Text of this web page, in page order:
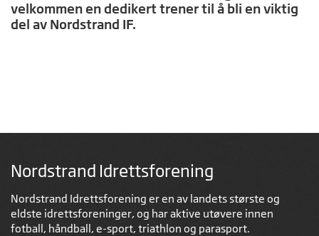
velkommen en dedikert trener til å bli en viktig
del av Nordstrand IF.
Nordstrand Idrettsforening
Nordstrand Idrettsforening er en av landets største og
eldste idrettsforeninger, og har aktive utøvere innen
fotball, håndball, e-sport, triathlon og parasport.